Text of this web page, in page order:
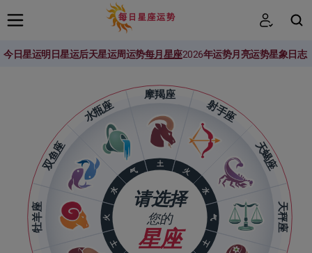
今日星运明日星运后天星运周运势每月星座2026年运势月亮运势星象日志
牡羊座 天秤座
天蝎座
射手座
摩羯座
水瓶座
双鱼座
火
土 土
气
水
火
土
气
水 请选择
您的
星座